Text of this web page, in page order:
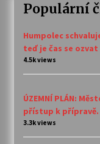
Populární
Humpolec
teď je čas se ozvat
4.5k views
ÚZEMNÍ PLÁN:
přístup k
3.3k views